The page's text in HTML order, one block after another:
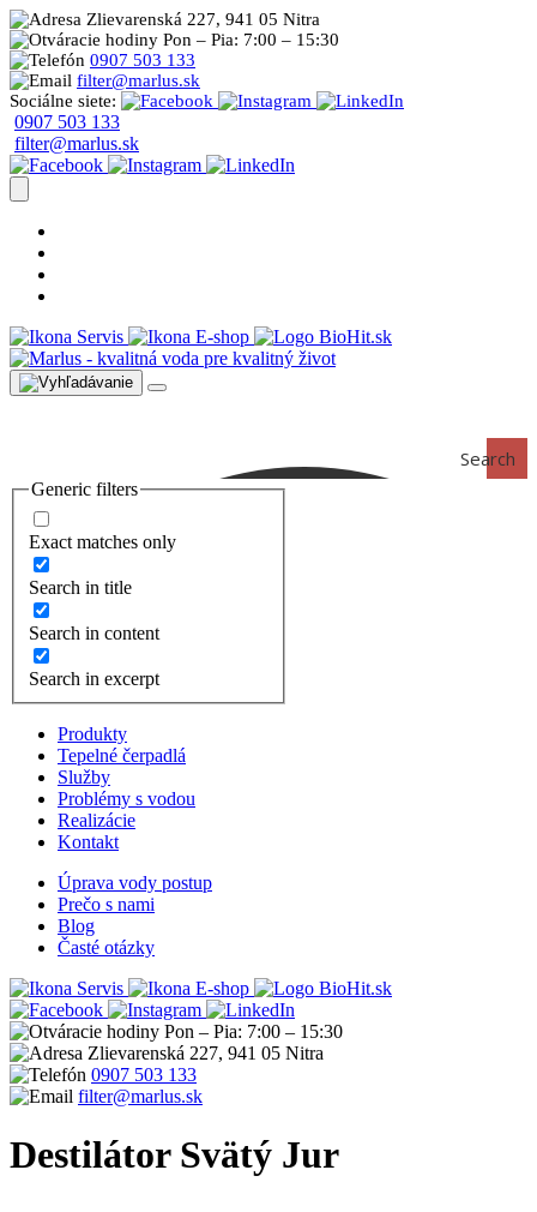
Zlievarenská 227, 941 05 Nitra
Pon – Pia: 7:00 – 15:30
0907 503 133
filter@marlus.sk
Sociálne siete:
0907 503 133
filter@marlus.sk
Servis E-shop
Search
Generic filters
Exact matches only
Search in title
Search in content
Search in excerpt
Produkty
Tepelné čerpadlá
Služby
Problémy s vodou
Realizácie
Kontakt
Úprava vody postup
Prečo s nami
Blog
Časté otázky
Servis
E-shop
Pon – Pia: 7:00 – 15:30
Zlievarenská 227, 941 05 Nitra
0907 503 133
filter@marlus.sk
Destilátor Svätý Jur